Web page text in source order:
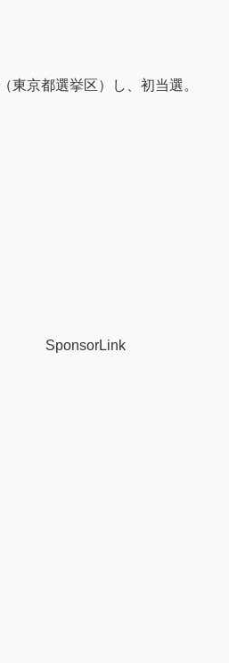
東京都選挙区）し、初当選。
SponsorLink